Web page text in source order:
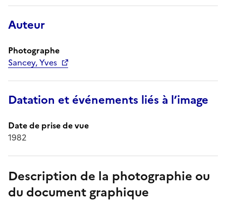
Auteur
Photographe
Sancey, Yves
Datation et événements liés à l’image
Date de prise de vue
1982
Description de la photographie ou
du document graphique